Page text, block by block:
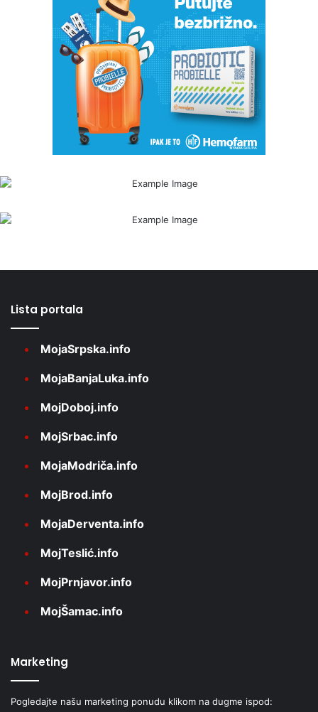
Lista portala
MojaSrpska.info
MojaBanjaLuka.info
MojDoboj.info
MojSrbac.info
MojaModriča.info
MojBrod.info
MojaDerventa.info
MojTeslić.info
MojPrnjavor.info
MojŠamac.info
Marketing
Pogledajte našu marketing ponudu klikom na dugme ispod: